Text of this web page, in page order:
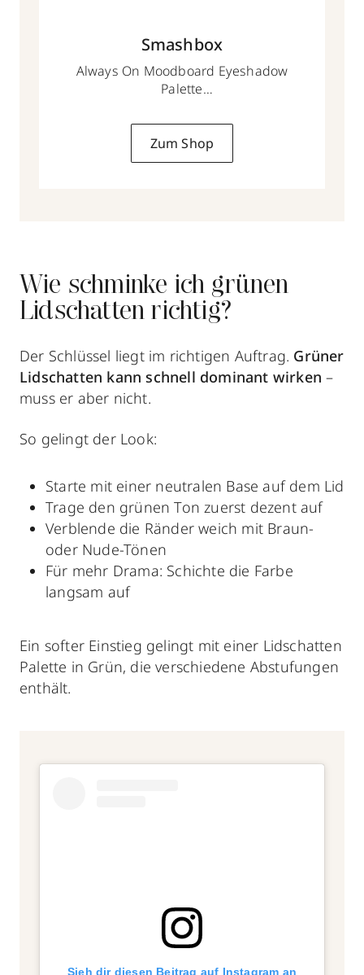
Smashbox
Always On Moodboard Eyeshadow
Palette
Zum Shop
Wie schminke ich grünen
Lidschatten richtig?
Der Schlüssel liegt im richtigen Auftrag. Grüner
Lidschatten kann schnell dominant wirken –
muss er aber nicht.
So gelingt der Look:
Starte mit einer neutralen Base auf dem Lid
Trage den grünen Ton zuerst dezent auf
Verblende die Ränder weich mit Braun-
oder Nude-Tönen
Für mehr Drama: Schichte die Farbe
langsam auf
Ein softer Einstieg gelingt mit einer Lidschatten
Palette in Grün, die verschiedene Abstufungen
enthält.
Sieh dir diesen Beitrag auf Instagram an